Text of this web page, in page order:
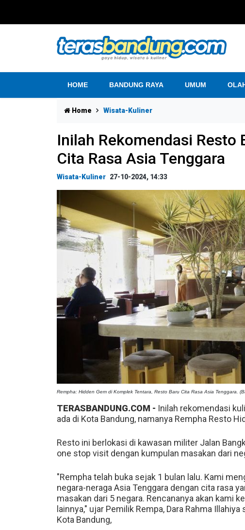
HOME BANDUNG RAYA UMUM
Home Wisata-Kuliner
Inilah Rekomendasi Resto
Cita Rasa Asia Tenggara
Wisata-Kuliner 27-10-2024, 14:33
Rempha: Hidden Gem di Komplek Tentara, Resto Baru Cita Rasa Asia Tenggara.
TERASBANDUNG.COM - Inilah rekomendasi
ada di Kota Bandung, namanya Rempha Resto
Resto ini berlokasi di kawasan militer Jalan
one stop visit dengan kumpulan masakan dari
"Rempha telah buka sejak 1 bulan lalu. Kami
negara-neraga Asia Tenggara dengan cita rasa
masakan dari 5 negara. Rencananya akan kami
lainnya," ujar Pemilik Rempa, Dara Rahma
Kota Bandung,